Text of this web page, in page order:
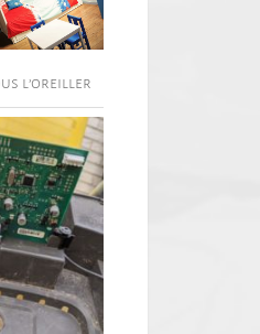
l’oreiller